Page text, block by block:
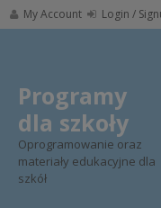
Skip
to
My Account Login /
Programy
dla szkoły
Oprogramowanie oraz
materiały edukacyjne dla
szkół